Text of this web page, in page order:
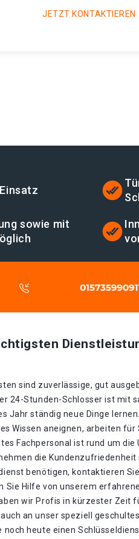
JETZT KONTAKTIEREN
sowie mit
sind zuverlässige, gut
24-Stunden-Schlosser ist mit
Jahr ständig neue Dinge
Wissen aneignen, arbeiten für
Fachpersonal ist rund um die
die
benötigen, kontaktieren
Sie Hilfe von unserem
wir Profis in kürzester Zeit
an unser speziell
noch heute einen